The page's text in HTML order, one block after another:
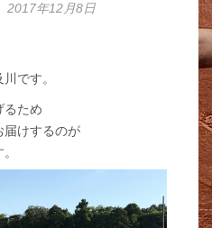
2017年12月8日
です。
るため
届けするのが